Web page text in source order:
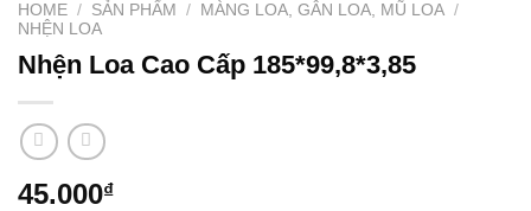
HOME / SẢN PHẨM / MÀNG LOA, GÂN LOA, MŨ LOA /
NHỆN LOA
Nhện Loa Cao Cấp 185*99,8*3,85
45.000₫